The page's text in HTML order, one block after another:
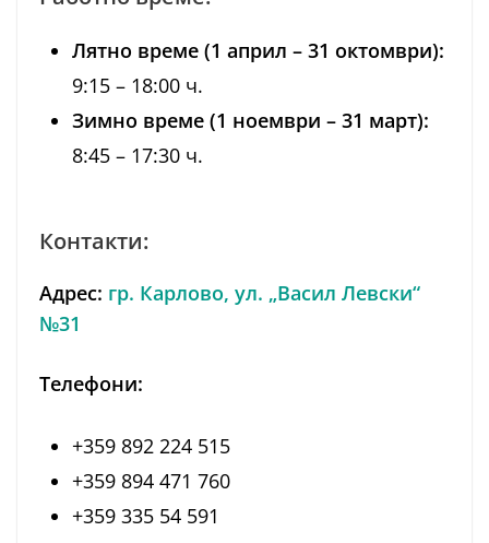
Лятно време (1 април – 31 октомври):
9:15 – 18:00 ч.
Зимно време (1 ноември – 31 март):
8:45 – 17:30 ч.
Контакти:
Адрес: гр. Карлово, ул. „Васил Левски“
№31
Телефони:
+359 892 224 515
+359 894 471 760
+359 335 54 591